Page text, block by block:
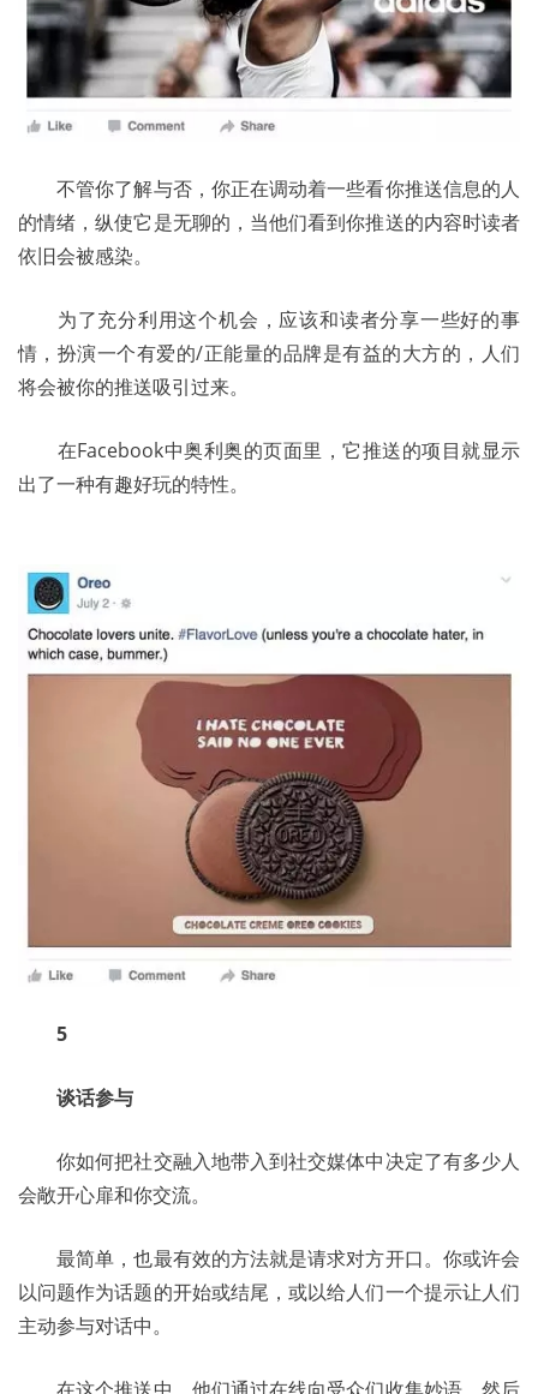
	不管你了解与否，你正在调动着一些看你推送信息的人
的情绪，纵使它是无聊的，当他们看到你推送的内容时读者
依旧会被感染。
情，扮演一个有爱的/正能量的品牌是有益的大方的，人们
将会被你的推送吸引过来。
出了一种有趣好玩的特性。
5
谈话参与
	你如何把社交融入地带入到社交媒体中决定了有多少人
会敞开心扉和你交流。
	最简单，也最有效的方法就是请求对方开口。你或许会
以问题作为话题的开始或结尾，或以给人们一个提示让人们
主动参与对话中。